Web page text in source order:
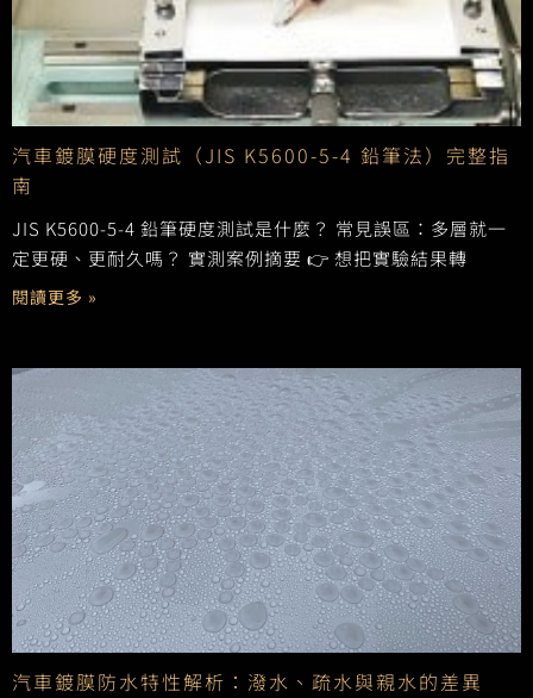
汽車鍍膜硬度測試（JIS K5600-5-4 鉛筆法）完整指
南
JIS K5600-5-4 鉛筆硬度測試是什麼？ 常見誤區：多層就一
定更硬、更耐久嗎？ 實測案例摘要 👉 想把實驗結果轉
閱讀更多 »
汽車鍍膜防水特性解析：潑水、疏水與親水的差異